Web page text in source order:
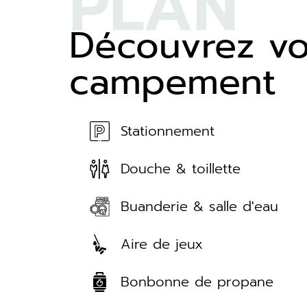
Découvrez
campement
Stationnement
Douche & toillette
Buanderie & salle d'eau
Aire de jeux
Bonbonne de propane